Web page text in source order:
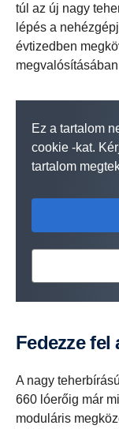
túl az új nagy
lépés a
évtizedben
Ez a tartalom
cookie -kat.
tartalom
Fedezze
A nagy
660 lóerőig már
moduláris